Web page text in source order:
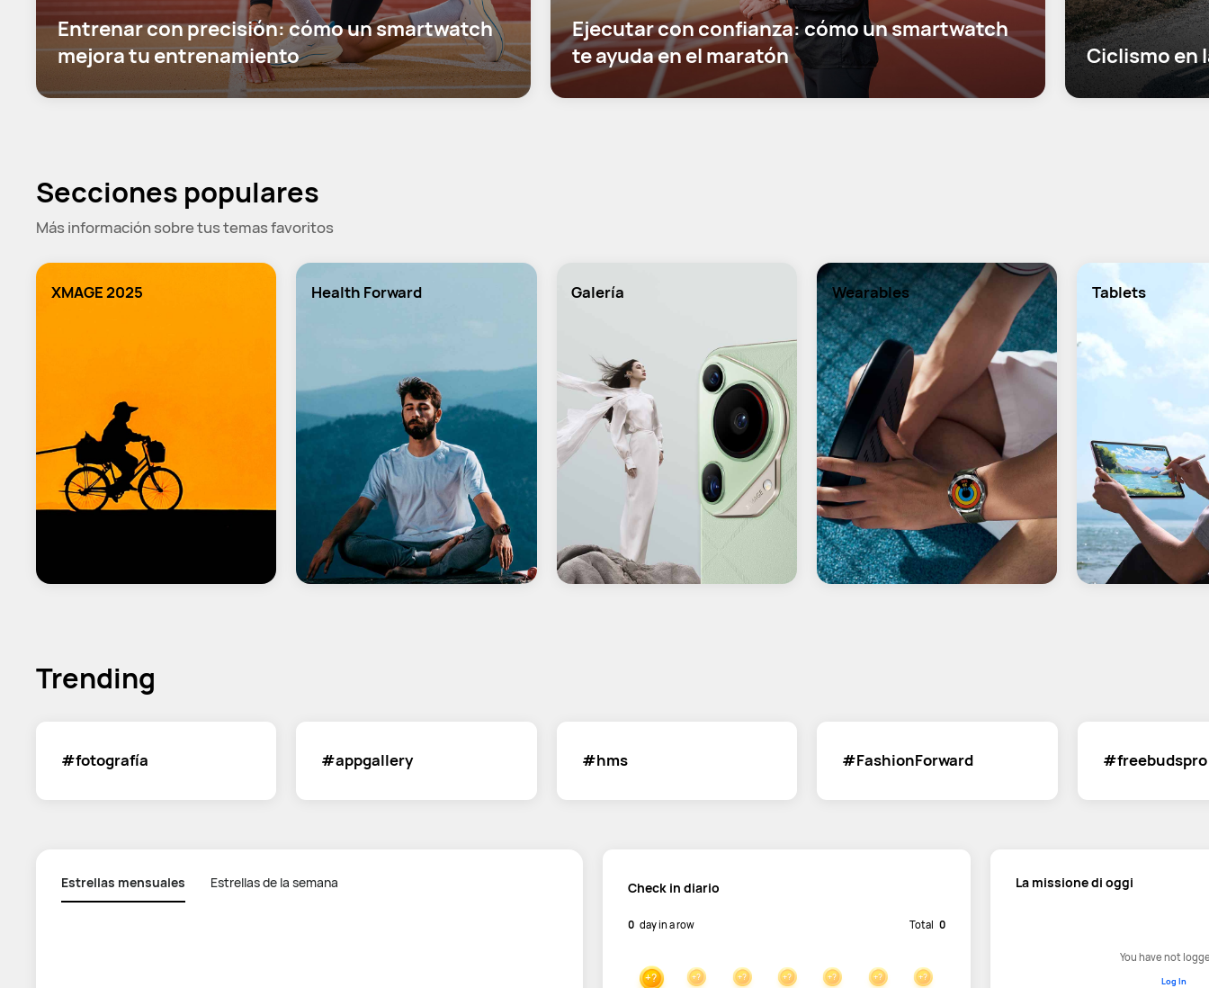
Entrenar con precisión: cómo un smartwatch
mejora tu entrenamiento
Ejecutar con confianza: cómo un smartwatch
te ayuda en el maratón
Ciclismo en
Secciones populares
Más información sobre tus temas favoritos
XMAGE 2025 Health Forward Galería Wearables Tablets
Trending
#fotografía #appgallery #hms #FashionForward #freebudspro
Estrellas mensuales Estrellas de la semana Check in diario
0 day in a row Total 0
+? +? +? +? +? +? +?
La missione di oggi
You have not
Log In